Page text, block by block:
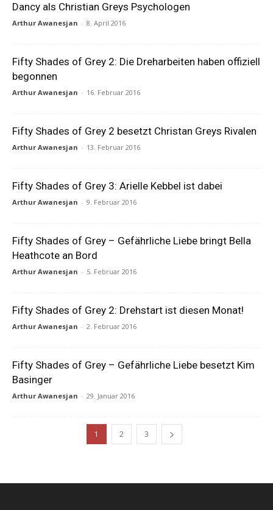
Dancy als Christian Greys Psychologen
Arthur Awanesjan - 8. April 2016
Fifty Shades of Grey 2: Die Dreharbeiten haben offiziell
begonnen
Arthur Awanesjan - 16. Februar 2016
Fifty Shades of Grey 2 besetzt Christan Greys Rivalen
Arthur Awanesjan - 13. Februar 2016
Fifty Shades of Grey 3: Arielle Kebbel ist dabei
Arthur Awanesjan - 9. Februar 2016
Fifty Shades of Grey – Gefährliche Liebe bringt Bella
Heathcote an Bord
Arthur Awanesjan - 5. Februar 2016
Fifty Shades of Grey 2: Drehstart ist diesen Monat!
Arthur Awanesjan - 2. Februar 2016
Fifty Shades of Grey – Gefährliche Liebe besetzt Kim
Basinger
Arthur Awanesjan - 29. Januar 2016
1 2 3